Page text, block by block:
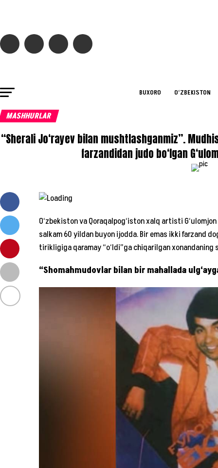
BUXORO O‘ZBEKISTON
MASHHURLAR
“Sherali Jo‘rayev bilan mushtlashganmiz”.
farzandidan judo bo‘lgan
O‘zbekiston va Qoraqalpog‘iston xalq artisti
salkam 60 yildan buyon ijodda. Bir emas ikki farzand
tirikligiga qaramay “o‘ldi”ga chiqarilgan
“Shomahmudovlar bilan bir mahallada